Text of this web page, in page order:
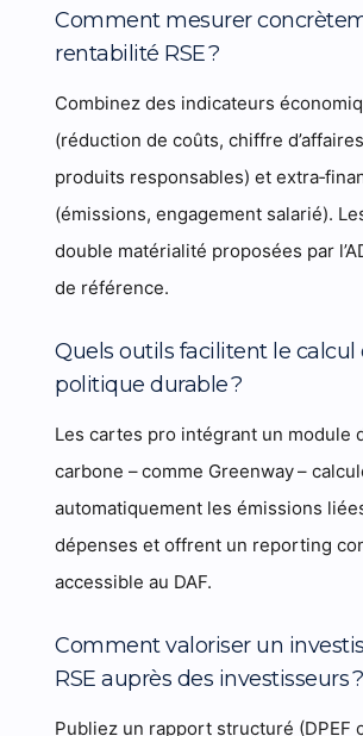
Comment mesurer
rentabilité RSE ?
Combinez des indicateurs
(réduction de coûts, chiffre
produits responsables) et
(émissions, engagement salarié).
double matérialité proposées par
de référence.
Quels outils facilitent le calcul
politique durable ?
Les cartes pro intégrant un module
carbone – comme Greenway –
automatiquement les émissions
dépenses et offrent un reporting
accessible au DAF.
Comment valoriser un
RSE auprès des investisseurs ?
Publiez un rapport structuré (DPEF